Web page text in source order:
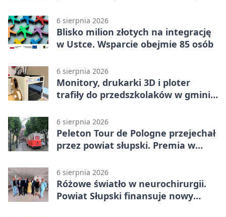
6 sierpnia 2026
Blisko milion złotych na integrację
w Ustce. Wsparcie obejmie 85 osób
6 sierpnia 2026
Monitory, drukarki 3D i ploter
trafiły do przedszkolaków w gminie
6 sierpnia 2026
Peleton Tour de Pologne przejechał
przez powiat słupski. Premia w
6 sierpnia 2026
Różowe światło w neurochirurgii.
Powiat Słupski finansuje nowy